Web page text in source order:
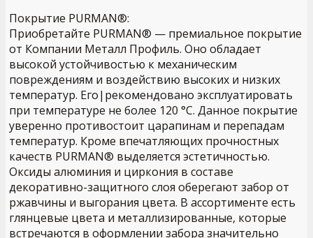
Покрытие PURMAN®:
Приобретайте PURMAN® — премиальное покрытие
от Компании Металл Профиль. Оно обладает
высокой устойчивостью к механическим
повреждениям и воздействию высоких и низких
температур. Его|рекомендовано эксплуатировать
при температуре не более 120 °С. Данное покрытие
уверенно противостоит царапинам и перепадам
температур. Кроме впечатляющих прочностных
качеств PURMAN® выделяется эстетичностью.
Оксиды алюминия и циркония в составе
декоративно-защитного слоя оберегают забор от
ржавчины и выгорания цвета. В ассортименте есть
глянцевые цвета и металлизированные, которые
встречаются в оформлении забора значительно